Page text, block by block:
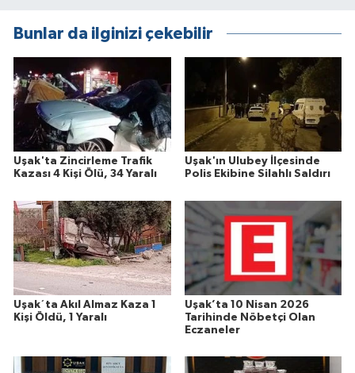
Bunlar da ilginizi çekebilir
Uşak'ta Zincirleme Trafik
Kazası 4 Kişi Ölü, 34 Yaralı
Uşak'ın Ulubey İlçesinde
Polis Ekibine Silahlı Saldırı
Uşak´ta Akıl Almaz Kaza 1
Kişi Öldü, 1 Yaralı
Uşak’ta 10 Nisan 2026
Tarihinde Nöbetçi Olan
Eczaneler